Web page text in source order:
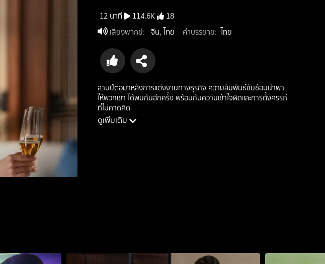
12 นาที 114.6K
18
เสียงพากย์: จีน, ไทย คำบรรยาย: ไทย
สามปีต่อมาหลังการแต่งงานทางธุรกิจ ความสัมพันธ์ซับซ้อนนำพา
ให้พวกเขา ได้พบกันอีกครั้ง พร้อมกับความเข้าใจผิดและการตั้งครรภ์
ที่ไม่คาดคิด
ดูเพิ่มเติม